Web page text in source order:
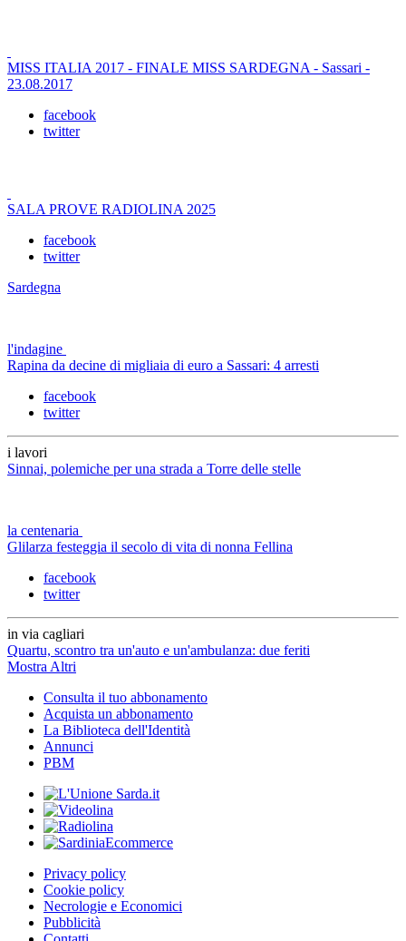
MISS ITALIA 2017 - FINALE MISS SARDEGNA - Sassari -
23.08.2017
facebook
twitter
SALA PROVE RADIOLINA 2025
facebook
twitter
Sardegna
l'indagine
Rapina da decine di migliaia di euro a Sassari: 4 arresti
facebook
twitter
i lavori
Sinnai, polemiche per una strada a Torre delle stelle
la centenaria
Glilarza festeggia il secolo di vita di nonna Fellina
facebook
twitter
in via cagliari
Quartu, scontro tra un'auto e un'ambulanza: due feriti
Mostra Altri
Consulta il tuo abbonamento
Acquista un abbonamento
La Biblioteca dell'Identità
Annunci
PBM
Privacy policy
Cookie policy
Necrologie e Economici
Pubblicità